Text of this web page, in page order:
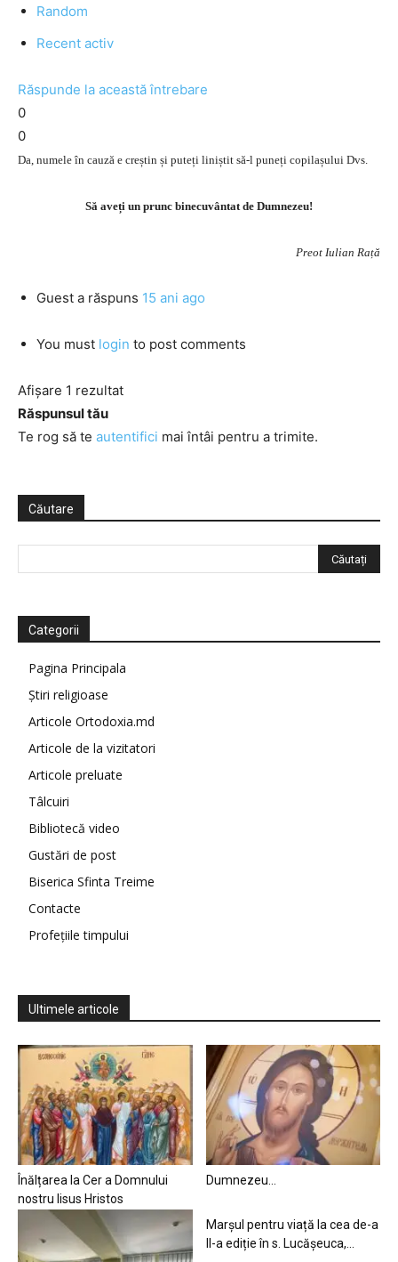
Random
Recent activ
Răspunde la această întrebare
0
0
Da, numele în cauză e creștin și puteți liniștit să-l puneți copilașului Dvs.
Să aveți un prunc binecuvântat de Dumnezeu!
Preot Iulian Rață
Guest a răspuns 15 ani ago
You must login to post comments
Afișare 1 rezultat
Răspunsul tău
Te rog să te autentifici mai întâi pentru a trimite.
Căutare
Categorii
Pagina Principala
Știri religioase
Articole Ortodoxia.md
Articole de la vizitatori
Articole preluate
Tâlcuiri
Bibliotecă video
Gustări de post
Biserica Sfinta Treime
Contacte
Profețiile timpului
Ultimele articole
Înălțarea la Cer a Domnului
nostru Iisus Hristos
Dumnezeu…
Marșul pentru viață la cea de-a
II-a ediție în s. Lucășeuca,...